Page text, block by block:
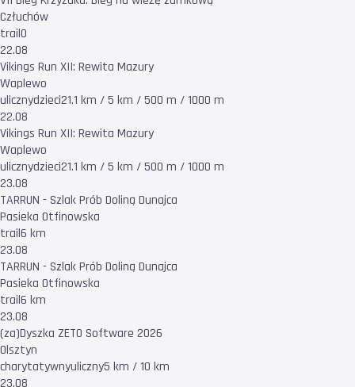
Człuchów
trail0
22.08
Vikings Run XII: Rewita Mazury
Waplewo
ulicznydzieci21.1 km / 5 km / 500 m / 1000 m
22.08
Vikings Run XII: Rewita Mazury
Waplewo
ulicznydzieci21.1 km / 5 km / 500 m / 1000 m
23.08
TARRUN - Szlak Prób Doliną Dunajca
Pasieka Otfinowska
trail6 km
23.08
TARRUN - Szlak Prób Doliną Dunajca
Pasieka Otfinowska
trail6 km
23.08
(za)Dyszka ZETO Software 2026
Olsztyn
charytatywnyuliczny5 km / 10 km
23.08